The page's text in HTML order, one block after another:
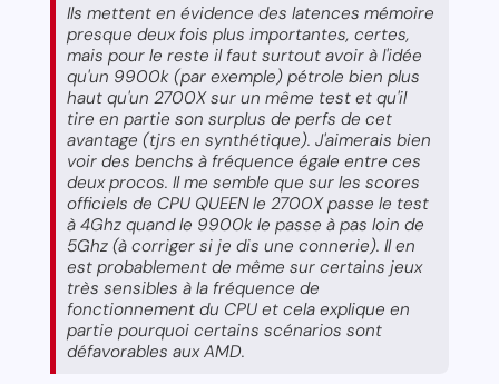
Ils mettent en évidence des latences mémoire
presque deux fois plus importantes, certes,
mais pour le reste il faut surtout avoir à l'idée
qu'un 9900k (par exemple) pétrole bien plus
haut qu'un 2700X sur un même test et qu'il
tire en partie son surplus de perfs de cet
avantage (tjrs en synthétique). J'aimerais bien
voir des benchs à fréquence égale entre ces
deux procos. Il me semble que sur les scores
officiels de CPU QUEEN le 2700X passe le test
à 4Ghz quand le 9900k le passe à pas loin de
5Ghz (à corriger si je dis une connerie). Il en
est probablement de même sur certains jeux
très sensibles à la fréquence de
fonctionnement du CPU et cela explique en
partie pourquoi certains scénarios sont
défavorables aux AMD.